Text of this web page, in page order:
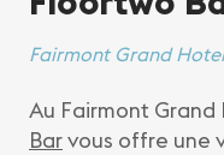
Fairmont Grand
Au Fairmont
Barvous offre une